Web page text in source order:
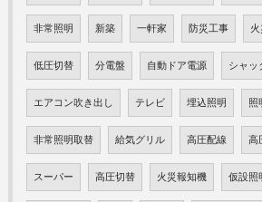
非常照明 新築 一軒家 防災工事
低圧切替 分電盤 自動ドア電源 シャッ
エアコン吹き出し テレビ 埋込照明 照
非常照明取替 給気グリル 高圧配線 高
スーパー 高圧切替 火災報知機 仮設照